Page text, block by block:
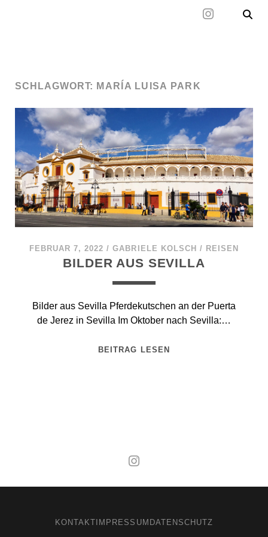
SCHLAGWORT: MARÍA LUISA PARK
FEBRUAR 7, 2022 /GABRIELE KOLSCH / REISEN
BILDER AUS SEVILLA
Bilder aus Sevilla Pferdekutschen an der Puerta
de Jerez in Sevilla Im Oktober nach Sevilla:…
BEITRAG LESEN
KONTAKT IMPRESSUM DATENSCHUTZ